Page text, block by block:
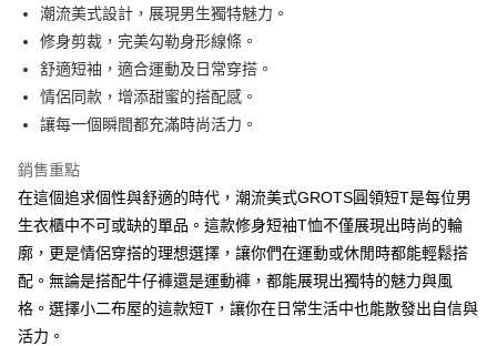
Apple Pay
街口支付
Google Pay
ATM付款
全家付款取貨
每筆NT$60，滿NT$1,000(含以上)免運費
付款後全家取貨
潮流美式設計，展現男生獨特魅力。
修身剪裁，完美勾勒身形線條。
舒適短袖，適合運動及日常穿搭。
情侶同款，增添甜蜜的搭配感。
讓每一個瞬間都充滿時尚活力。
銷售重點
在這個追求個性與舒適的時代，潮流美式GROTS圓領短T是每位男
生衣櫃中不可或缺的單品。這款修身短袖T恤不僅展現出時尚的輪
廓，更是情侶穿搭的理想選擇，讓你們在運動或休閒時都能輕鬆搭
配。無論是搭配牛仔褲還是運動褲，都能展現出獨特的魅力與風
格。選擇小二布屋的這款短T，讓你在日常生活中也能散發出自信與
活力。